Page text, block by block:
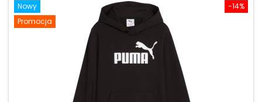
-14%
Nowy
Promocja